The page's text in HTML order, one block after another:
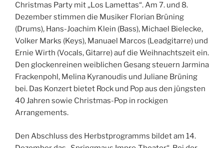
Christmas Party mit „Los Lamettas“. Am 7. und 8.
Dezember stimmen die Musiker Florian Brüning
(Drums), Hans-Joachim Klein (Bass), Michael Bielecke,
Volker Marks (Keys), Manuael Marcos (Leadgitarre) und
Ernie Wirth (Vocals, Gitarre) auf die Weihnachtszeit ein.
Den glockenreinen weiblichen Gesang steuern Jarmina
Frackenpohl, Melina Kyranoudis und Juliane Brüning
bei. Das Konzert bietet Rock und Pop aus den jüngsten
40 Jahren sowie Christmas-Pop in rockigen
Arrangements.
Den Abschluss des Herbstprogramms bildet am 14.